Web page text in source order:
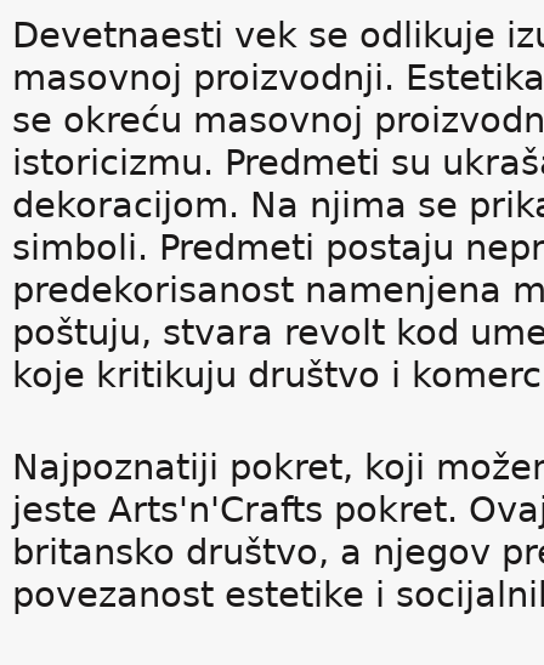
Devetnaesti vek se odlikuje
masovnoj proizvodnji.
se okreću masovnoj
istoricizmu. Predmeti su
dekoracijom. Na njima se
simboli. Predmeti postaju
predekorisanost namenjena
poštuju, stvara revolt kod
koje kritikuju društvo i
Najpoznatiji pokret, koji
jeste Arts'n'Crafts pokret.
britansko društvo, a njegov
povezanost estetike i